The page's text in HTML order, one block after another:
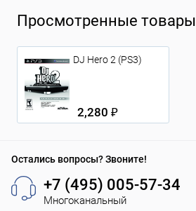
Просмотренные товары
DJ Hero 2 (PS3)
2,280 ₽
Остались вопросы? Звоните!
+7 (495) 005-57-34
Многоканальный